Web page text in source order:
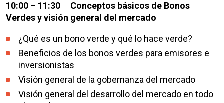
10:00 – 11:30 Conceptos básicos de Bonos
Verdes y visión general del mercado
¿Qué es un bono verde y qué lo hace verde?
Beneficios de los bonos verdes para emisores e
inversionistas
Visión general de la gobernanza del mercado
Visión general del desarrollo del mercado en todo